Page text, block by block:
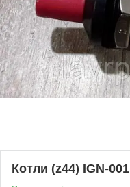
Котли (z44) IGN-001